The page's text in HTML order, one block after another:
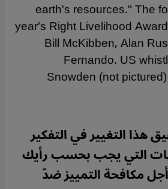
earth's resources." The
year's Right Livelihood
Bill McKibben, Alan
Fernando. US
Snowden (not
هذا التغيير في التفكير
التي يجب بحسب رأيك
مكافحة التمييز ضدّ